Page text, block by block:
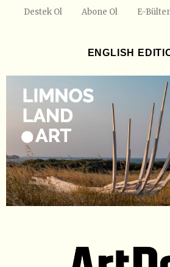
Destek Ol Abone Ol E-
ENGLISH